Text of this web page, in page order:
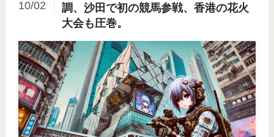
調、沙田で初の競馬参戦、香港の花火
大会も圧巻。
10/02